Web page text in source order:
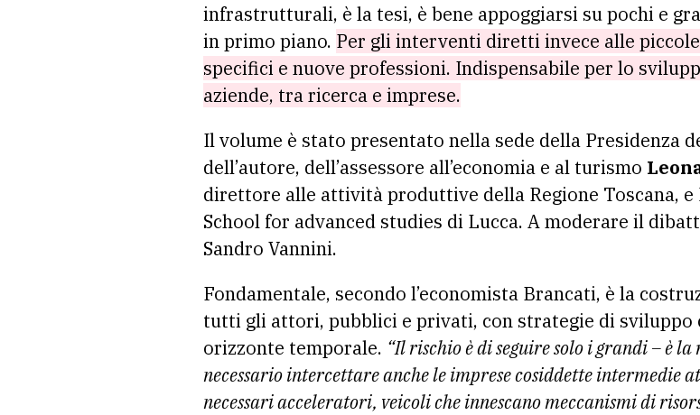
infrastrutturali, è la tesi, è bene appoggiarsi su pochi e
in primo piano. Per gli interventi diretti invece alle
specifici e nuove professioni. Indispensabile per lo
aziende, tra ricerca e imprese.
Il volume è stato presentato nella sede della Presidenza
dell’autore, dell’assessore all’economia e al turismo
direttore alle attività produttive della Regione Toscana,
School for advanced studies di Lucca. A moderare il
Sandro Vannini.
Fondamentale, secondo l’economista Brancati, è la
tutti gli attori, pubblici e privati, con strategie di sviluppo
orizzonte temporale. “Il rischio è di seguire solo i grandi – è
necessario intercettare anche le imprese cosiddette intermedie
necessari acceleratori, veicoli che innescano meccanismi di